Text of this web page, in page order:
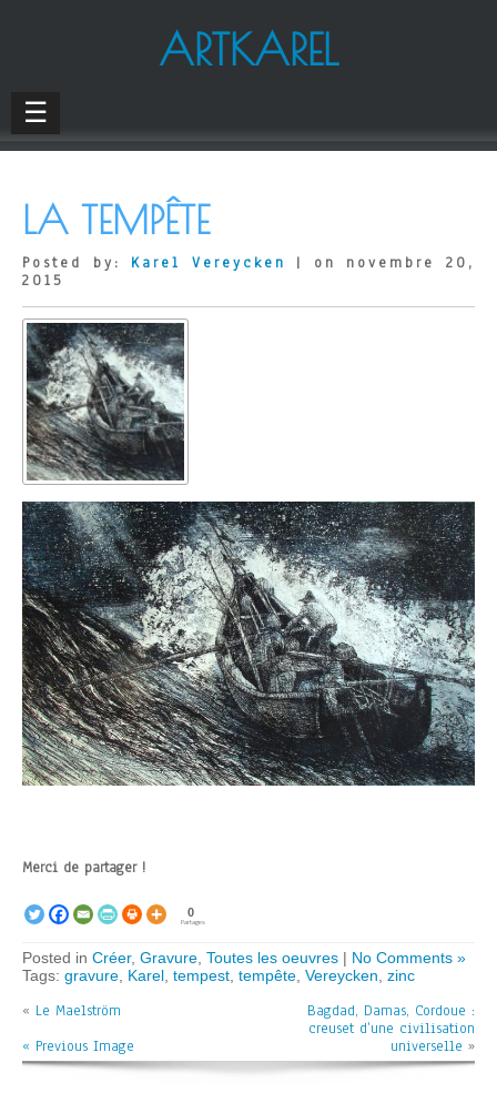
ARTKAREL
☰
LA TEMPÊTE
Posted by: Karel Vereycken
| on novembre 20,
2015
Merci de partager !
0
Partages
Posted in Créer, Gravure Toutes les oeuvres | No Comments »
Tags: gravure Karel tempest tempête Vereycken zinc
« Le Maelström
Bagdad, Damas, Cordoue :
creuset d’une civilisation
universelle »
« Previous Image